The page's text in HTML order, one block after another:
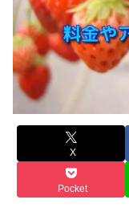
X
Pocket